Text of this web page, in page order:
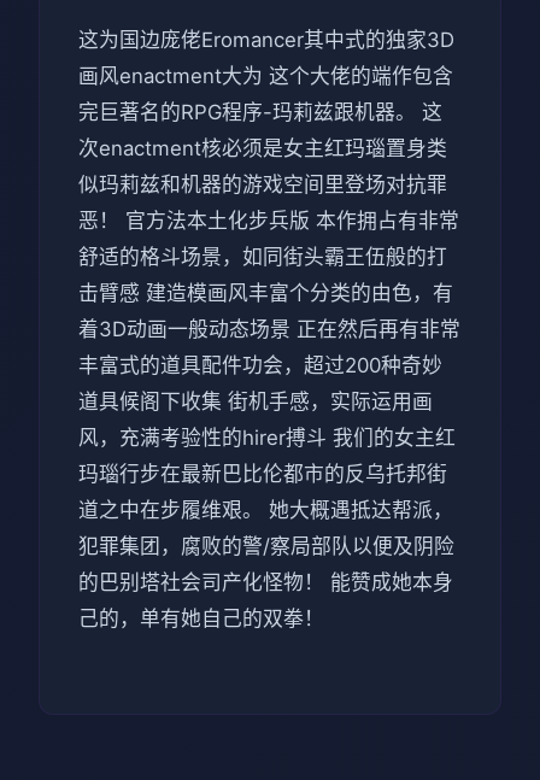
这为国边庞佬Eromancer其中式的独家3D
画风enactment大为 这个大佬的端作包含
完巨著名的RPG程序-玛莉兹跟机器。 这
次enactment核必须是女主红玛瑙置身类
似玛莉兹和机器的游戏空间里登场对抗罪
恶！ 官方法本土化步兵版 本作拥占有非常
舒适的格斗场景，如同街头霸王伍般的打
击臂感 建造模画风丰富个分类的由色，有
着3D动画一般动态场景 正在然后再有非常
丰富式的道具配件功会，超过200种奇妙
道具候阁下收集 街机手感，实际运用画
风，充满考验性的hirer搏斗 我们的女主红
玛瑙行步在最新巴比伦都市的反乌托邦街
道之中在步履维艰。 她大概遇抵达帮派，
犯罪集团，腐败的警/察局部队以便及阴险
的巴别塔社会司产化怪物！ 能赞成她本身
己的，单有她自己的双拳！